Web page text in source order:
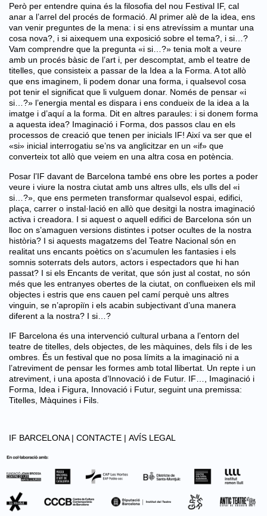
Però per entendre quina és la filosofia del nou Festival IF, cal
anar a l’arrel del procés de formació. Al primer alè de la idea, ens
van venir preguntes de la mena: i si ens atrevíssim a muntar una
cosa nova?, i si aixequem una exposició sobre el tema?, i si…?
Vam comprendre que la pregunta «i si…?» tenia molt a veure
amb un procés bàsic de l’art i, per descomptat, amb el teatre de
titelles, que consisteix a passar de la Idea a la Forma. A tot allò
que ens imaginem, li podem donar una forma, i qualsevol cosa
pot tenir el significat que li vulguem donar. Només de pensar «i
si…?» l’energia mental es dispara i ens condueix de la idea a la
imatge i d’aquí a la forma. Dit en altres paraules: i si donem forma
a aquesta idea? Imaginació i Forma, dos passos clau en els
processos de creació que tenen per inicials IF! Així va ser que el
«si» inicial interrogatiu se’ns va anglicitzar en un «if» que
converteix tot allò que veiem en una altra cosa en potència.
Posar l’IF davant de Barcelona també ens obre les portes a poder
veure i viure la nostra ciutat amb uns altres ulls, els ulls del «i
si…?», que ens permeten transformar qualsevol espai, edifici,
plaça, carrer o instal·lació en allò que desitgi la nostra imaginació
activa i creadora. I si aquest o aquell edifici de Barcelona són un
lloc on s’amaguen versions distintes i potser ocultes de la nostra
història? I si aquests magatzems del Teatre Nacional són en
realitat uns encants poètics on s’acumulen les fantasies i els
somnis soterrats dels autors, actors i espectadors que hi han
passat? I si els Encants de veritat, que són just al costat, no són
més que les entranyes obertes de la ciutat, on conflueixen els mil
objectes i estris que ens cauen pel camí perquè uns altres
vinguin, se n’apropiïn i els acabin subjectivant d’una manera
diferent a la nostra? I si…?
IF Barcelona és una intervenció cultural urbana a l’entorn del
teatre de titelles, dels objectes, de les màquines, dels fils i de les
ombres. És un festival que no posa límits a la imaginació ni a
l’atreviment de pensar les formes amb total llibertat. Un repte i un
atreviment, i una aposta d’Innovació i de Futur. IF…, Imaginació i
Forma, Idea i Figura, Innovació i Futur, seguint una premissa:
Titelles, Màquines i Fils.
IF BARCELONA | CONTACTE | AVÍS LEGAL